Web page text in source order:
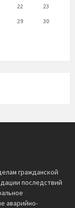
22
23
29
30
гражданской
последствий
аварийно-